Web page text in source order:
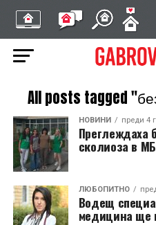
All posts tagged
НОВИНИ преди 4
Преглеждаха
сколиоза в
ЛЮБОПИТНО
Водещ
медицина ще